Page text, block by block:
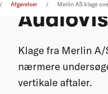
Afgørelser Merlin AS klage
Klage fra Merlin
nærmere
vertikale aftaler.